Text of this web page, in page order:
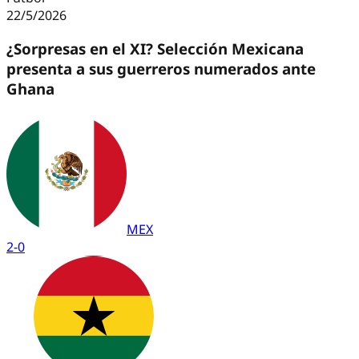
22/5/2026
¿Sorpresas en el XI? Selección Mexicana
presenta a sus guerreros numerados ante
Ghana
MEX
2-0